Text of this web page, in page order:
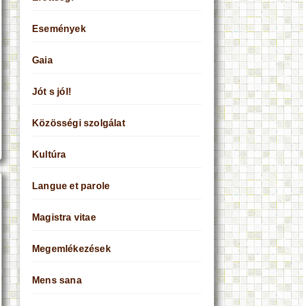
Események
Gaia
Jót s jól!
Közösségi szolgálat
Kultúra
Langue et parole
Magistra vitae
Megemlékezések
Mens sana